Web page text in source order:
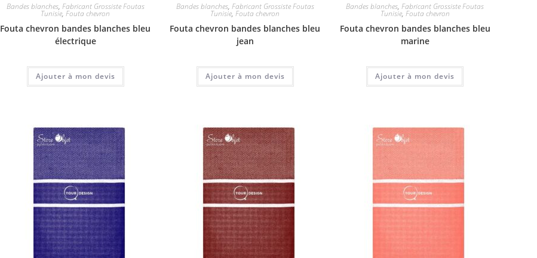
Bandes blanches, Fabricant Grossiste Foutas
Tunisie,Fouta chevron
Fouta chevron bandes blanches bleu
électrique
Ajouter à mon devis
Bandes blanches, Fabricant Grossiste Foutas
Tunisie,Fouta chevron
Fouta chevron bandes blanches bleu
jean
Ajouter à mon devis
Bandes blanches,Fabricant Grossiste Foutas
Tunisie, Fouta chevron
Fouta chevron bandes blanches bleu
marine
Ajouter à mon devis